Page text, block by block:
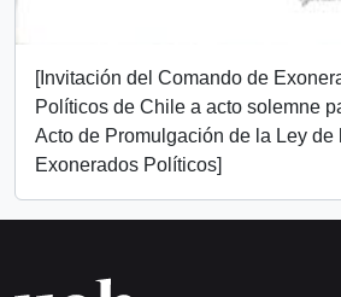
[Invitación del Comando de
Políticos de Chile a acto solemne
Acto de Promulgación de la Ley de
Exonerados Políticos]